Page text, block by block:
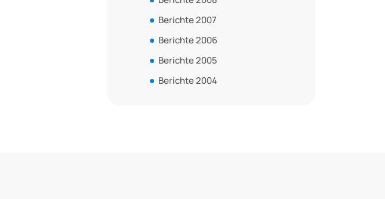
Berichte 2007
Berichte 2006
Berichte 2005
Berichte 2004